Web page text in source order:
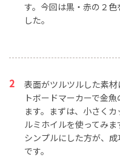
す。今回は黒・赤の２色
した。
表面がツルツルした素材
トボードマーカーで金魚
ます。まずは、小さくカ
ルミホイルを使ってみま
シンプルにした方が、
です。